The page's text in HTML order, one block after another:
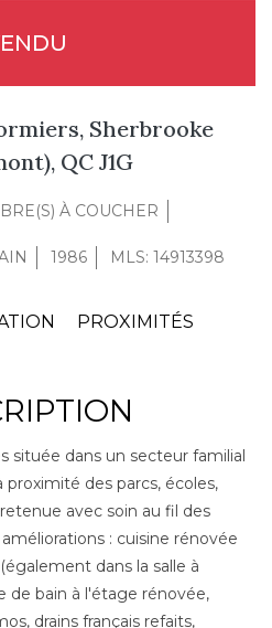
Sherbrooke
QC J1G
À COUCHER
1986 MLS: 14913398
PROXIMITÉS
située dans un secteur familial
des parcs, écoles,
avec soin au fil des
: cuisine rénovée
dans la salle à
de bain à l'étage rénovée,
drains français refaits,